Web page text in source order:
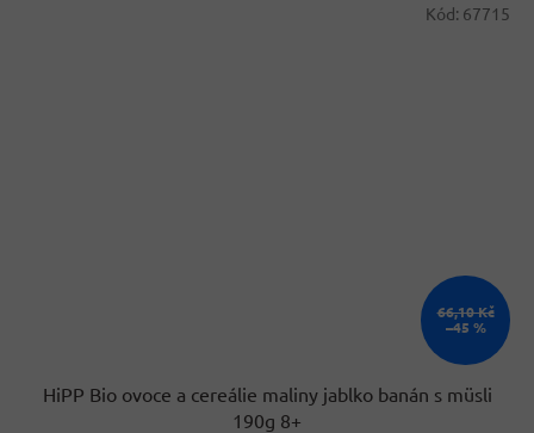
66,10 Kč
–45 %
HiPP Bio ovoce a cereálie maliny jablko banán s müsli
190g 8+
Kód: 67715